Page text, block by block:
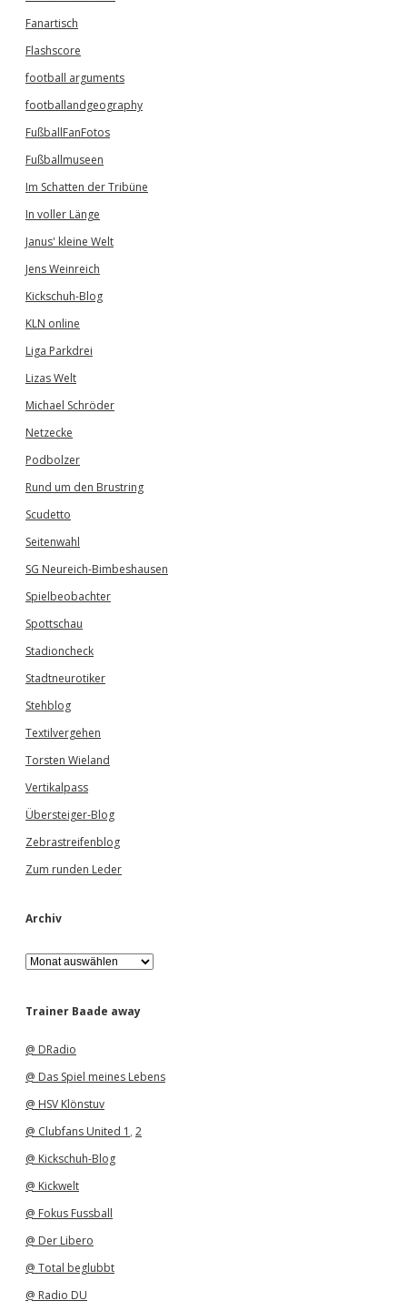
Fanartisch
Flashscore
football arguments
footballandgeography
FußballFanFotos
Fußballmuseen
Im Schatten der Tribüne
In voller Länge
Janus' kleine Welt
Jens Weinreich
Kickschuh-Blog
KLN online
Liga Parkdrei
Lizas Welt
Michael Schröder
Netzecke
Podbolzer
Rund um den Brustring
Scudetto
Seitenwahl
SG Neureich-Bimbeshausen
Spielbeobachter
Spottschau
Stadioncheck
Stadtneurotiker
Stehblog
Textilvergehen
Torsten Wieland
Vertikalpass
Übersteiger-Blog
Zebrastreifenblog
Zum runden Leder
Archiv
A
r
h
Trainer Baade away
@ DRadio
@ Das Spiel meines Lebens
@ HSV Klönstuv
@ Clubfans United 1 , 2
@ Kickschuh-Blog
@ Kickwelt
@ Fokus Fussball
@ Der Libero
@ Total beglubbt
@ Radio DU